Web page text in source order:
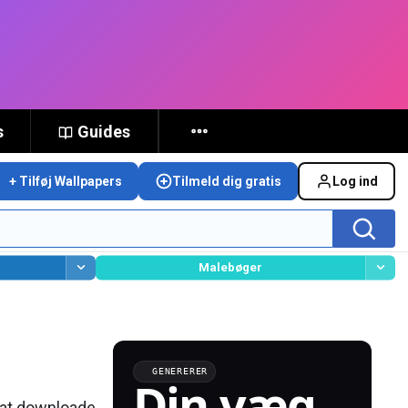
Guides
+ Tilføj Wallpapers Tilmeld dig gratis Log ind
Malebøger
GENERERER